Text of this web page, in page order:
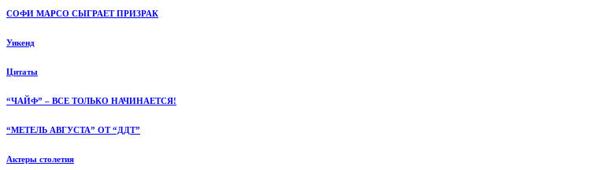
СОФИ МАРСО СЫГРАЕТ ПРИЗРАК
Уикенд
Цитаты
“ЧАЙФ” – ВСЕ ТОЛЬКО НАЧИНАЕТСЯ!
“МЕТЕЛЬ АВГУСТА” ОТ “ДДТ”
Актеры столетия